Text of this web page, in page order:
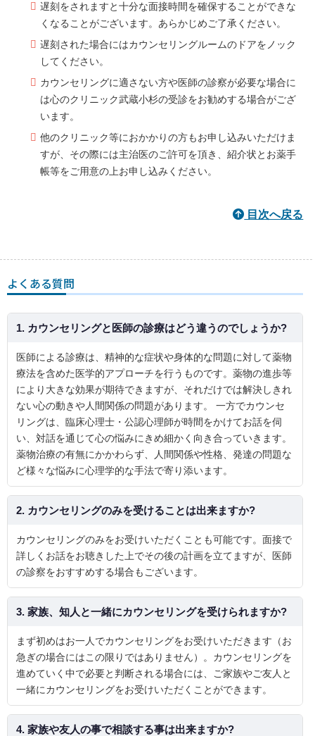
遅刻をされますと十分な面接時間を確保することができな
くなることがございます。あらかじめご了承ください。
遅刻された場合にはカウンセリングルームのドアをノック
してください。
カウンセリングに適さない方や医師の診察が必要な場合に
は心のクリニック武蔵小杉の受診をお勧めする場合がござ
います。
他のクリニック等におかかりの方もお申し込みいただけま
すが、その際には主治医のご許可を頂き、紹介状とお薬手
帳等をご用意の上お申し込みください。
目次へ戻る
よくある質問
1. カウンセリングと医師の診療はどう違うのでしょうか?
医師による診療は、精神的な症状や身体的な問題に対して薬物
療法を含めた医学的アプローチを行うものです。薬物の進歩等
により大きな効果が期待できますが、それだけでは解決しきれ
ない心の動きや人間関係の問題があります。 一方でカウンセ
リングは、臨床心理士・公認心理師が時間をかけてお話を伺
い、対話を通じて心の悩みにきめ細かく向き合っていきます。
薬物治療の有無にかかわらず、人間関係や性格、発達の問題な
ど様々な悩みに心理学的な手法で寄り添います。
2. カウンセリングのみを受けることは出来ますか?
カウンセリングのみをお受けいただくことも可能です。面接で
詳しくお話をお聴きした上でその後の計画を立てますが、医師
の診察をおすすめする場合もございます。
3. 家族、知人と一緒にカウンセリングを受けられますか?
まず初めはお一人でカウンセリングをお受けいただきます（お
急ぎの場合にはこの限りではありません）。カウンセリングを
進めていく中で必要と判断される場合には、ご家族やご友人と
一緒にカウンセリングをお受けいただくことができます。
4. 家族や友人の事で相談する事は出来ますか?